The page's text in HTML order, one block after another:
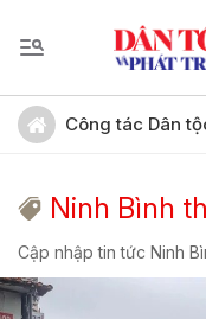
Công tác Dân
Ninh Bình
Cập nhập tin tức Ninh